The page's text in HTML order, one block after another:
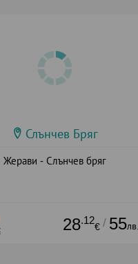
Слънчев Бряг
Жерави - Слънчев бряг
28.12
€ / 55лв.